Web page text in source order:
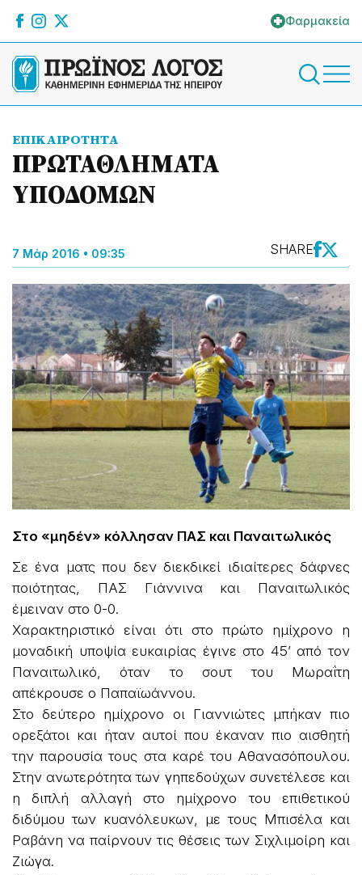
Φαρμακεία
ΕΠΙΚΑΙΡΟΤΗΤΑ
ΠΡΩΤΑΘΛΗΜΑΤΑ
ΥΠΟΔΟΜΩΝ
7 Μάρ 2016 • 09:35 SHARE
Στο «μηδέν» κόλλησαν ΠΑΣ και Παναιτωλικός
Σε ένα ματς που δεν διεκδικεί ιδιαίτερες δάφνες
ποιότητας, ΠΑΣ Γιάννινα και Παναιτωλικός
έμειναν στο 0-0.
Χαρακτηριστικό είναι ότι στο πρώτο ημίχρονο η
μοναδική υποψία ευκαιρίας έγινε στο 45’ από τον
Παναιτωλικό, όταν το σουτ του Μωραΐτη
απέκρουσε ο Παπαϊωάννου.
Στο δεύτερο ημίχρονο οι Γιαννιώτες μπήκαν πιο
ορεξάτοι και ήταν αυτοί που έκαναν πιο αισθητή
την παρουσία τους στα καρέ του Αθανασόπουλου.
Στην ανωτερότητα των γηπεδούχων συνετέλεσε και
η διπλή αλλαγή στο ημίχρονο του επιθετικού
διδύμου των κυανόλευκων, με τους Μπισέλα και
Ραβάνη να παίρνουν τις θέσεις των Σιχλιμοίρη και
Ζιώγα.